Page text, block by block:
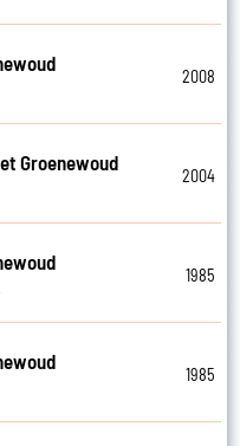
2008
Groenewoud
2004
1985
1985